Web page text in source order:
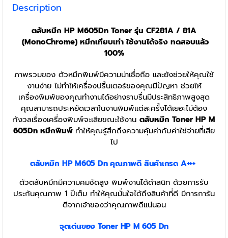
Description
ตลับหมึก HP M605Dn Toner รุ่น CF281A / 81A
(MonoChrome) หมึกเทียบเท่า ใช้งานได้จริง ทดสอบแล้ว
100%
ภาพรวมของ ตัวหมึกพิมพ์มีความน่าเชื่อถือ และยังช่วยให้คุณใช้
งานง่าย ไม่ทำให้เครื่องปริ้นเตอร์ของคุณมีปัญหา ช่วยให้
เครื่องพิมพ์ของคุณทำงานได้อย่างราบรื่นมีประสิทธิภาพสูงสุด
คุณสามารถประหยัดเวลาในงานพิมพ์แต่ละครั้งได้เยอะไม่ต้อง
กังวลเรื่องเครื่องพิมพ์จะเสียขณะใช้งาน ตลับหมึก Toner HP M
605Dn หมึกพิมพ์ ทำให้คุณรู้สึกถึงความคุ้มค่ากับค่าใช่จ่ายที่เสีย
ไป
ตลับหมึก HP M605 Dnคุณภาพดี สินค้าเกรด A+++
ตัวตลับหมึกมีความคมชัดสูง พิมพ์งานได้ดำสนิท ด้วยการรับ
ประกันคุณภาพ 1 ปีเต็ม ทำให้คุณมั่นใจได้ถึงสินค้าที่ดี มีการการัน
ตีจากเจ้าของว่าคุณภาพดีแน่นอน
จุดเด่นของ TonerHP M 605 Dn